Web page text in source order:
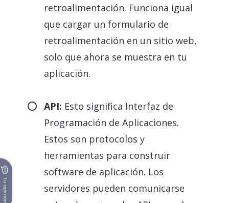
retroalimentación. Funciona igual
que cargar un formulario de
retroalimentación en un sitio web,
solo que ahora se muestra en tu
aplicación.
API: Esto significa Interfaz de
Programación de Aplicaciones.
Estos son protocolos y
herramientas para construir
software de aplicación. Los
servidores pueden comunicarse
Tu opinión